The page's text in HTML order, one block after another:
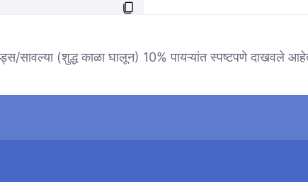
सावल्या (शुद्ध काळा घालून) 10% पायऱ्यांत स्पष्टपणे दाखवले